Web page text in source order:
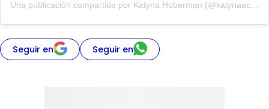
Una publicación compartida por Katyna Huberman (@katynaactriz)
Seguir en Seguir en